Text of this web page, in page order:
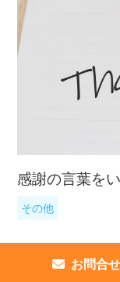
お問合せ
感謝の言葉を
その他
SSD価格は